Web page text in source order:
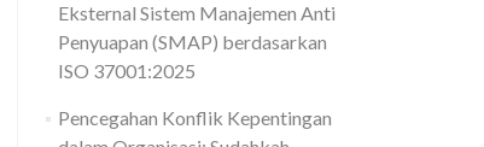
Eksternal Sistem Manajemen Anti
Penyuapan (SMAP) berdasarkan
ISO 37001:2025
Pencegahan Konflik Kepentingan